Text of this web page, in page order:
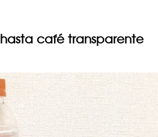
café transparente